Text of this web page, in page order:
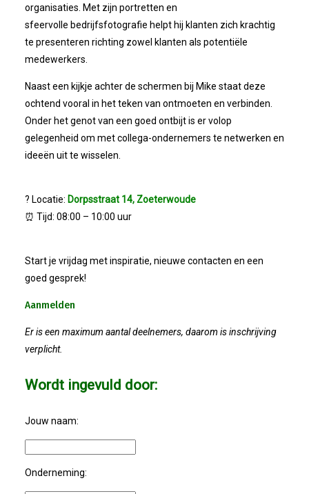
organisaties. Met zijn portretten en
sfeervolle bedrijfsfotografie helpt hij klanten zich krachtig
te presenteren richting zowel klanten als potentiële
medewerkers.
Naast een kijkje achter de schermen bij Mike staat deze
ochtend vooral in het teken van ontmoeten en verbinden.
Onder het genot van een goed ontbijt is er volop
gelegenheid om met collega-ondernemers te netwerken en
ideeën uit te wisselen.
? Locatie: Dorpsstraat 14, Zoeterwoude
⏰ Tijd: 08:00 – 10:00 uur
Start je vrijdag met inspiratie, nieuwe contacten en een
goed gesprek!
Aanmelden
Er is een maximum aantal deelnemers, daarom is inschrijving
verplicht.
Wordt ingevuld door:
Jouw naam:
Onderneming: